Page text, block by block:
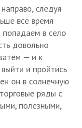
следуя
все время
попадаем в село
довольно
— и к
и пройтись
он в солнечную
ряды с
полезными,